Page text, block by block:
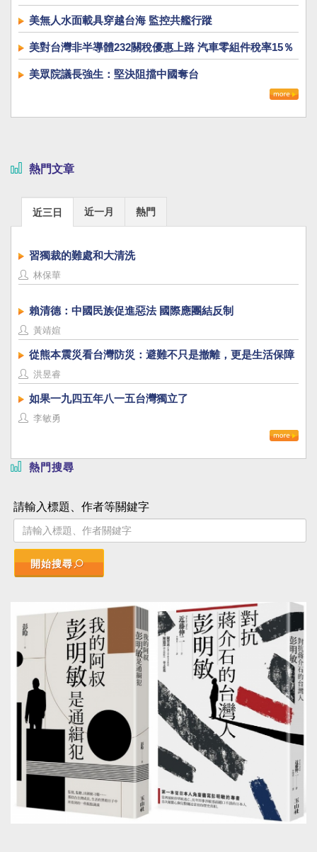
美無人水面載具穿越台海 監控共艦行蹤
美對台灣非半導體232關稅優惠上路 汽車零組件稅率15％
美眾院議長強生：堅決阻擋中國奪台
熱門文章
近三日 近一月 熱門
習獨裁的難處和大清洗
林保華
賴清德：中國民族促進惡法 國際應團結反制
黃靖媗
從熊本震災看台灣防災：避難不只是撤離，更是生活保障
洪昱睿
如果一九四五年八一五台灣獨立了
李敏勇
熱門搜尋
請輸入標題、作者等關鍵字
開始搜尋